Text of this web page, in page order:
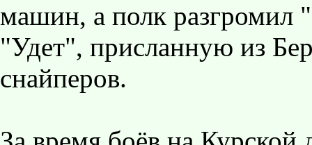
машин, а полк разгромил
"Удет", присланную из
снайперов.